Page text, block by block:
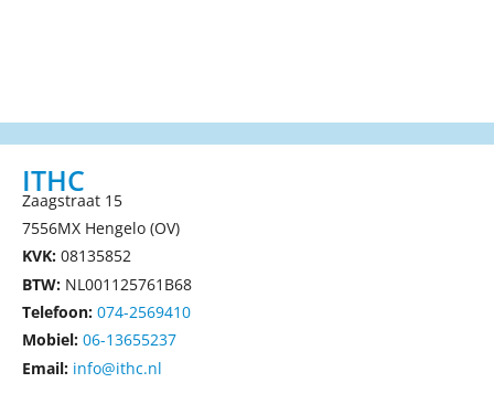
ITHC
Zaagstraat 15
7556MX Hengelo (OV)
KVK: 08135852
BTW: NL001125761B68
Telefoon: 074-2569410
Mobiel: 06-13655237
Email: info@ithc.nl